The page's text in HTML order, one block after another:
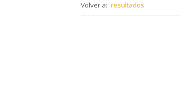
Volver a: resultados